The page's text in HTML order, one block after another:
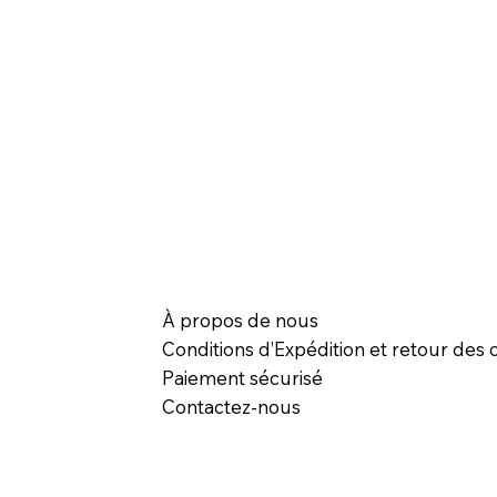
À propos de nous
Conditions d’Expédition et retour des
Paiement sécurisé
Contactez-nous